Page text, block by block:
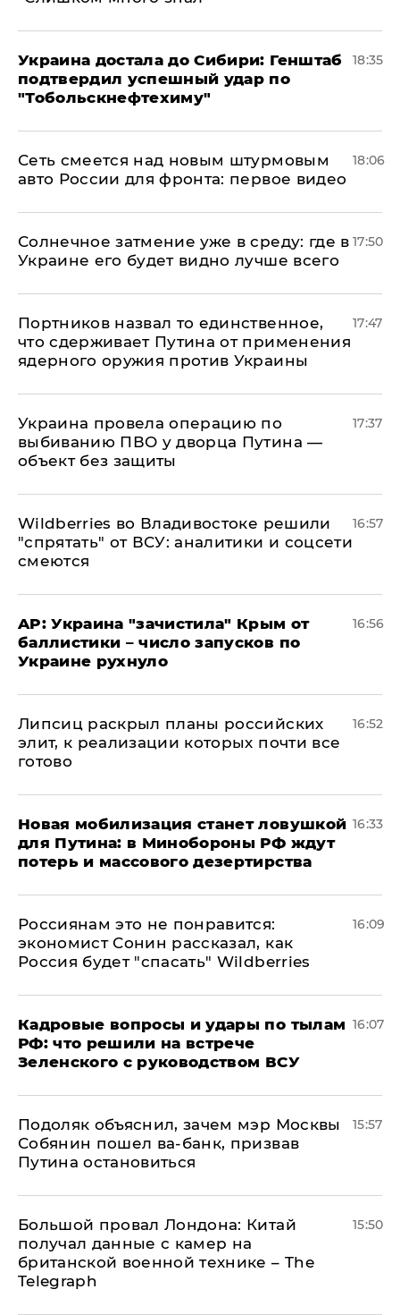
Украина достала до Сибири: Генштаб
подтвердил успешный удар по
"Тобольскнефтехиму"
18:35
Сеть смеется над новым штурмовым
авто России для фронта: первое видео
18:06
​Солнечное затмение уже в среду: где в
Украине его будет видно лучше всего
17:50
Портников назвал то единственное,
что сдерживает Путина от применения
ядерного оружия против Украины
17:47
Украина провела операцию по
выбиванию ПВО у дворца Путина —
объект без защиты
17:37
Wildberries во Владивостоке решили
"спрятать" от ВСУ: аналитики и соцсети
смеются
16:57
AP: Украина "зачистила" Крым от
баллистики – число запусков по
Украине рухнуло
16:56
Липсиц раскрыл планы российских
элит, к реализации которых почти все
готово
16:52
​Новая мобилизация станет ловушкой
для Путина: в Минобороны РФ ждут
потерь и массового дезертирства
16:33
Россиянам это не понравится:
экономист Сонин рассказал, как
Россия будет "спасать" Wildberries
16:09
Кадровые вопросы и удары по тылам
РФ: что решили на встрече
Зеленского с руководством ВСУ
16:07
Подоляк объяснил, зачем мэр Москвы
Собянин пошел ва-банк, призвав
Путина остановиться
15:57
Большой провал Лондона: Китай
получал данные с камер на
британской военной технике – The
Telegraph
15:50